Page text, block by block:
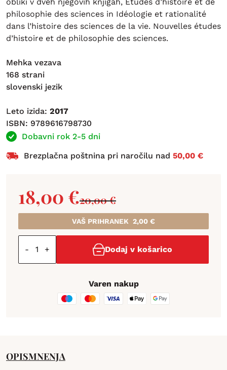
philosophie des sciences in Idéologie et rationalité
dans l’histoire des sciences de la vie. Nouvelles études
d’histoire et de philosophie des sciences.
Mehka vezava
168 strani
slovenski jezik
Leto izida: 2017
ISBN: 9789616798730
Dobavni rok 2-5 dni
Brezplačna poštnina pri naročilu nad 50,00 €
20,00€
18,00 €
VAŠ PRIHRANEK 2,00 €
- + Dodaj v košarico
Varen nakup
OPISMNENJA